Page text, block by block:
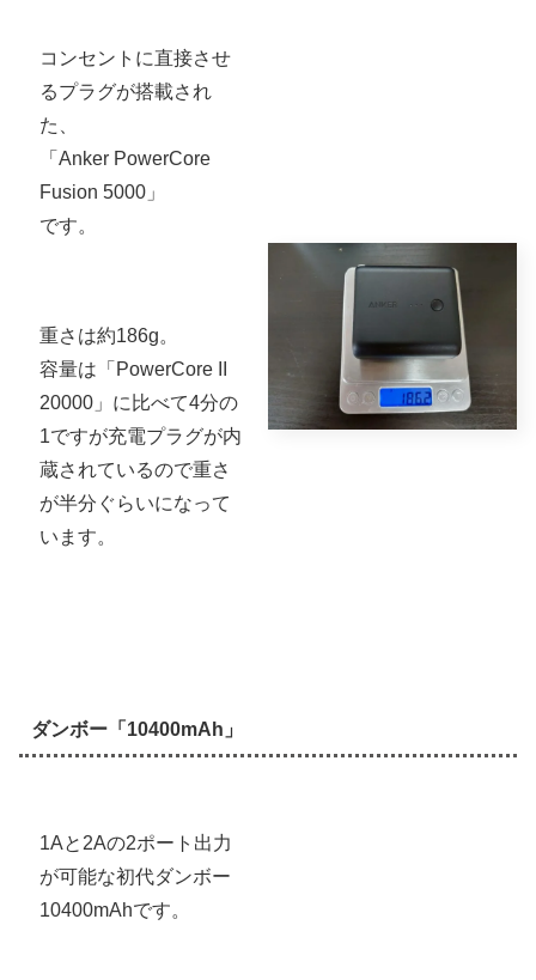
コンセントに直接させ
るプラグが搭載され
た、
「Anker PowerCore
Fusion 5000」
です。
重さは約186g。
容量は「PowerCore II
20000」に比べて4分の
1ですが充電プラグが内
蔵されているので重さ
が半分ぐらいになって
います。
ダンボー「10400mAh」
1Aと2Aの2ポート出力
が可能な初代ダンボー
10400mAhです。